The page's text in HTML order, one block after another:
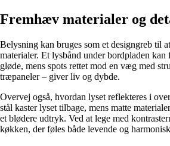
Fremhæv materialer og
Belysning kan bruges som et designgreb til
materialer. Et lysbånd under bordpladen
gløde, mens spots rettet mod en væg med
træpaneler – giver liv og dybde.
Overvej også, hvordan lyset reflekteres i
stål kaster lyset tilbage, mens matte
et blødere udtryk. Ved at lege med
køkken, der føles både levende og